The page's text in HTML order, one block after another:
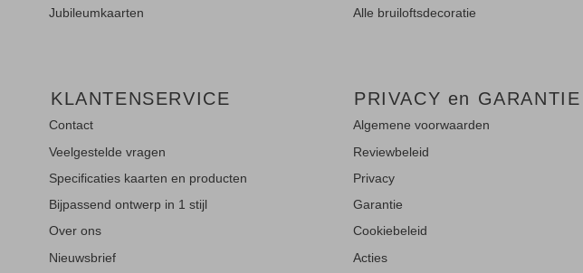
Jubileumkaarten
Alle bruiloftsdecoratie
KLANTENSERVICE
Contact
Veelgestelde vragen
Specificaties kaarten en producten
Bijpassend ontwerp in 1 stijl
Over ons
Nieuwsbrief
PRIVACY en GARANTIE
Algemene voorwaarden
Reviewbeleid
Privacy
Garantie
Cookiebeleid
Acties